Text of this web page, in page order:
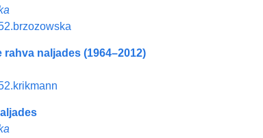
naljades (1964–2012)